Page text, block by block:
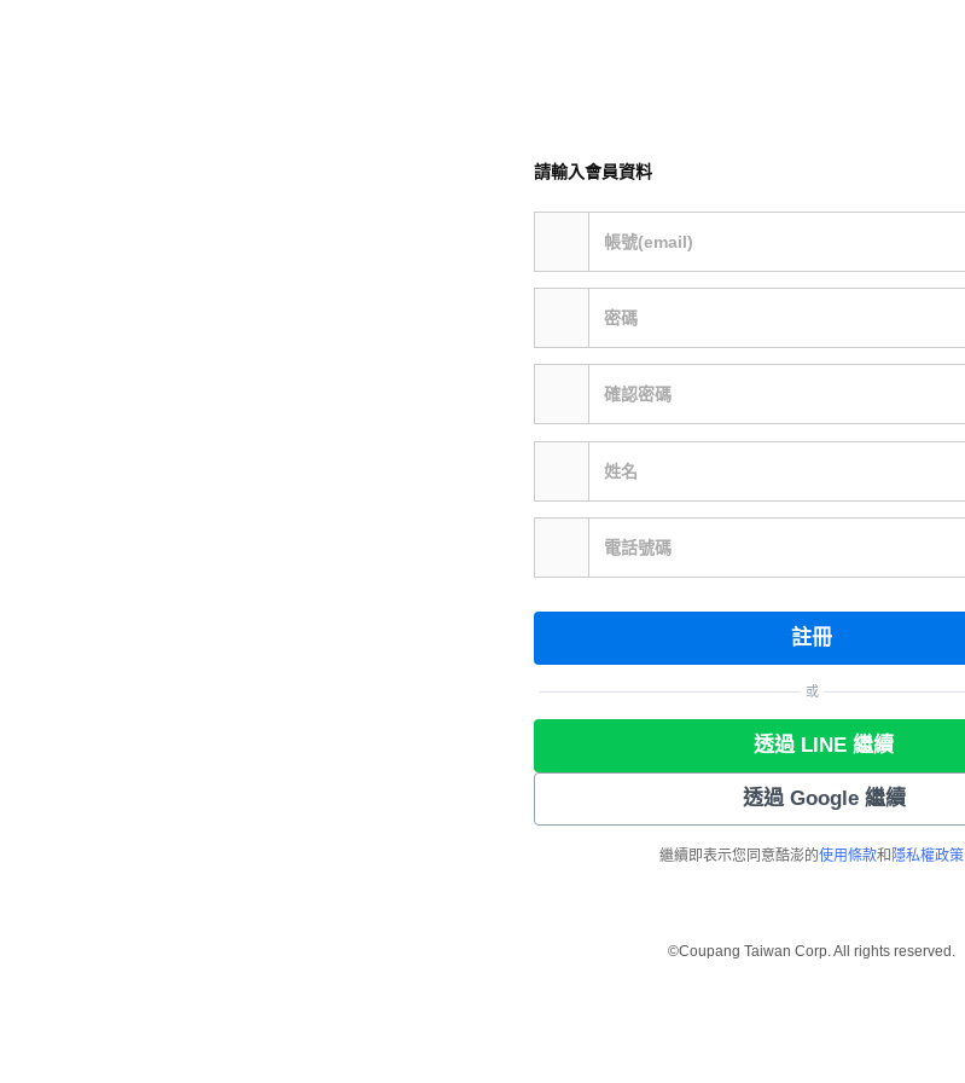
請輸入會員資料
帳號(email)
密碼
確認密碼
姓名
電話號碼
註冊
或
透過 LINE 繼續
透過 Google 繼續
繼續即表示您同意酷澎的使用條款和 隱私權政策
©Coupang Taiwan Corp. All rights reserved.